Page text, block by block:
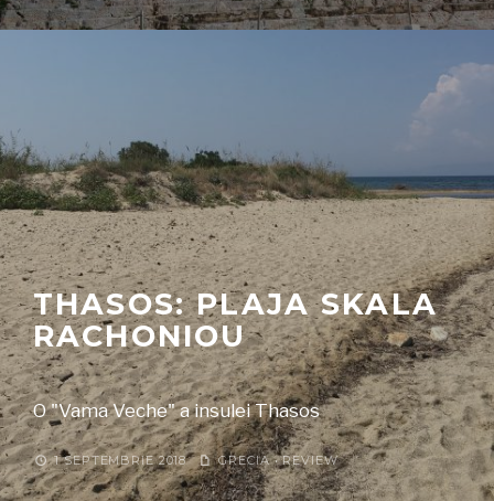
THASOS: PLAJA SKALA
RACHONIOU
O "Vama Veche" a insulei Thasos
1 SEPTEMBRIE 2018 GRECIA•REVIEW